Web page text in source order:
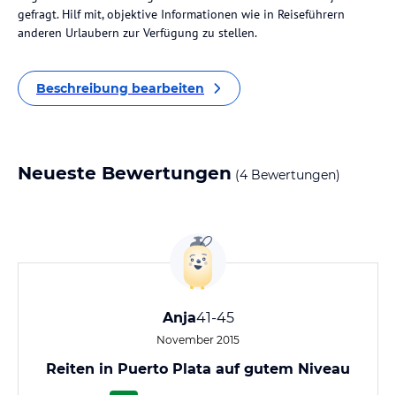
gefragt. Hilf mit, objektive Informationen wie in Reiseführern
anderen Urlaubern zur Verfügung zu stellen.
Beschreibung bearbeiten
Neueste Bewertungen (4 Bewertungen)
Anja41-45
November 2015
Reiten in Puerto Plata auf gutem Niveau